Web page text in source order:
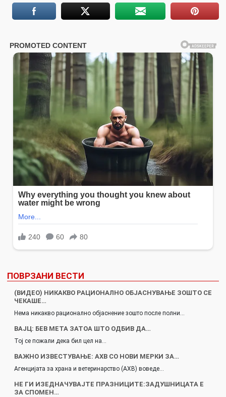
ПОВРЗАНИ ВЕСТИ
(ВИДЕО) НИКАКВО РАЦИОНАЛНО ОБЈАСНУВАЊЕ ЗОШТО СЕ
ЧЕКАШЕ…
Нема никакво рационално објаснение зошто после полни…
ВАЈЦ: БЕВ МЕТА ЗАТОА ШТО ОДБИВ ДА…
Тој се пожали дека бил цел на…
ВАЖНО ИЗВЕСТУВАЊЕ: АХВ СО НОВИ МЕРКИ ЗА…
Агенцијата за храна и ветеринарство (АХВ) воведе…
НЕ ГИ ИЗЕДНАЧУВАЈТЕ ПРАЗНИЦИТЕ:ЗАДУШНИЦАТА Е
ЗА СПОМЕН…